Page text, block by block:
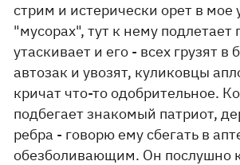
стрим и истерически орет в мое
"мусорах", тут к нему подлетает
утаскивает и его - всех грузят в
автозак и увозят, куликовцы
кричат что-то одобрительное.
подбегает знакомый патриот,
ребра - говорю ему сбегать в
обезболивающим. Он послушно